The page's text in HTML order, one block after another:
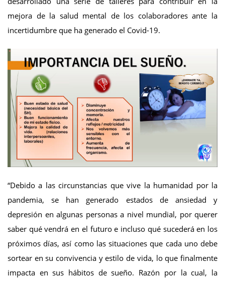
mejora de la salud mental de los colaboradores ante la
incertidumbre que ha generado el Covid-19.
“Debido a las circunstancias que vive la humanidad por la
pandemia, se han generado estados de ansiedad y
depresión en algunas personas a nivel mundial, por querer
saber qué vendrá en el futuro e incluso qué sucederá en los
próximos días, así como las situaciones que cada uno debe
sortear en su convivencia y estilo de vida, lo que finalmente
impacta en sus hábitos de sueño. Razón por la cual, la